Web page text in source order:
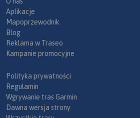
Aplikacje
Mapoprzewodnik
Blog
Reklama w Traseo
Kampanie promocyjne
Polityka prywatności
Regulamin
Wgrywanie tras Garmin
Dawna wersja strony